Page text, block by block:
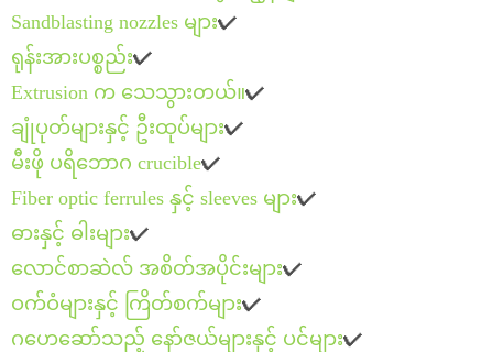
Sandblasting nozzles များ✔
ရုန်းအားပစ္စည်း✔
Extrusion က သေသွားတယ်။✔
ချုံပုတ်များနှင့် ဦးထုပ်များ✔
မီးဖို ပရိဘောဂ crucible✔
Fiber optic ferrules နှင့် sleeves များ✔
ဓားနှင့် ဓါးများ✔
လောင်စာဆဲလ် အစိတ်အပိုင်းများ✔
ဝက်ဝံများနှင့် ကြိတ်စက်များ✔
ဂဟေဆော်သည့် နော်ဇယ်များနှင့် ပင်များ✔